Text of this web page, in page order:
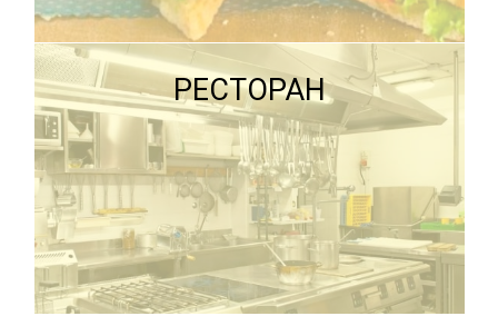
ПОДРОБНЕЕ ПОДРОБНЕЕ
ПОДРОБНЕЕ
РЕСТОРАН